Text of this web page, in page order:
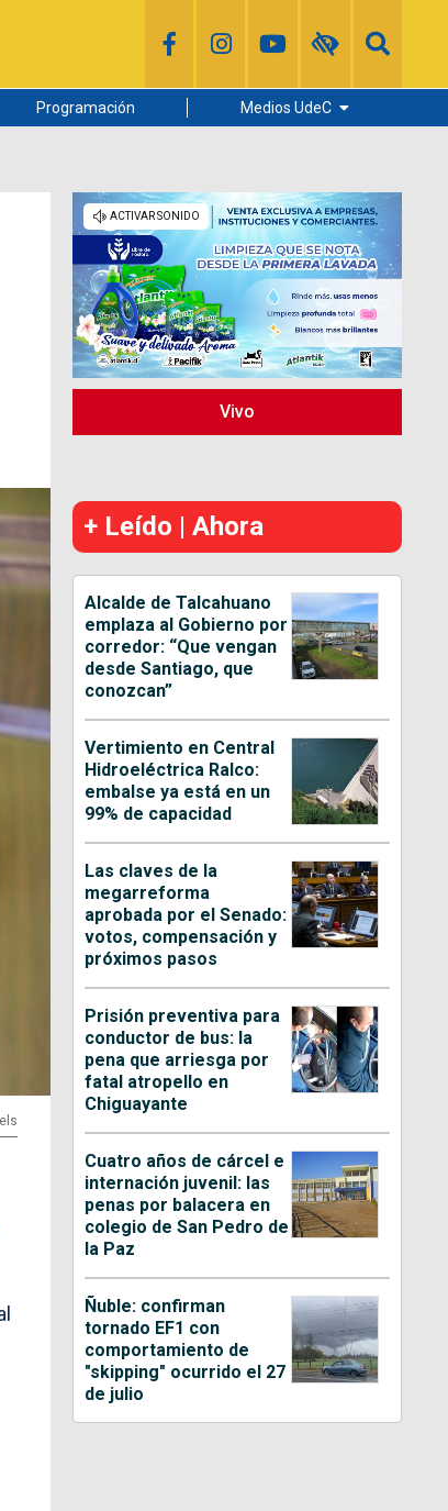
Programación Medios UdeC
Radio UdeC
Noticias UdeC
La Discusión
Vivo
+ Leído | Ahora
Alcalde de Talcahuano
emplaza al Gobierno por
corredor: “Que vengan
desde Santiago, que
conozcan”
Vertimiento en Central
Hidroeléctrica Ralco:
embalse ya está en un
99% de capacidad
Las claves de la
megarreforma
aprobada por el Senado:
votos, compensación y
próximos pasos
Prisión preventiva para
conductor de bus: la
pena que arriesga por
fatal atropello en
Chiguayante
Cuatro años de cárcel e
internación juvenil: las
penas por balacera en
colegio de San Pedro de
la Paz
Ñuble: confirman
tornado EF1 con
comportamiento de
"skipping" ocurrido el 27
de julio